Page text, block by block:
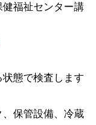
福祉センター講
態で検査します
保管設備、冷蔵